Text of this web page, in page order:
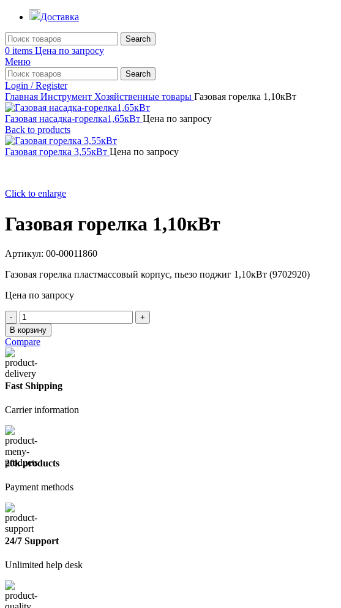
Доставка
Search
0 items Цена по запросу
Меню
Search
Login / Register
Главная Инструмент Хозяйственные товары Газовая горелка 1,10кВт
Газовая насадка-горелка1,65кВт Цена по запросу
Back to products
Газовая горелка 3,55кВт Цена по запросу
Click to enlarge
Газовая горелка 1,10кВт
Артикул: 00-00011860
Газовая горелка пластмассовый корпус, пьезо поджиг 1,10кВт (9702920)
Цена по запросу
Количество
товара
Газовая
горелка
1,10кВт
В корзину
Compare
Fast Shipping
Carrier information
20k products
Payment methods
24/7 Support
Unlimited help desk